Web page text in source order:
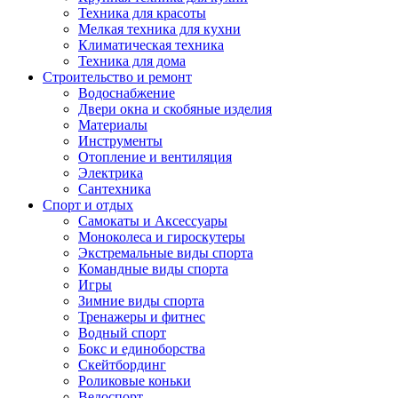
Техника для красоты
Мелкая техника для кухни
Климатическая техника
Техника для дома
Строительство и ремонт
Водоснабжение
Двери окна и скобяные изделия
Материалы
Инструменты
Отопление и вентиляция
Электрика
Сантехника
Спорт и отдых
Самокаты и Аксессуары
Моноколеса и гироскутеры
Экстремальные виды спорта
Командные виды спорта
Игры
Зимние виды спорта
Тренажеры и фитнес
Водный спорт
Бокс и единоборства
Скейтбординг
Роликовые коньки